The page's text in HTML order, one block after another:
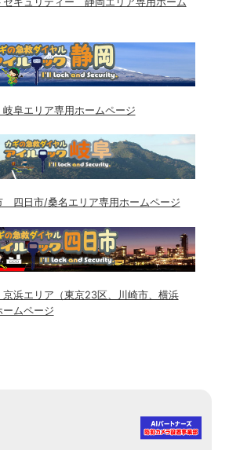
阜エリア専用ホームページ
四日市/桑名エリア専用ホームページ
浜エリア（東京23区、川崎市、横浜
ムページ